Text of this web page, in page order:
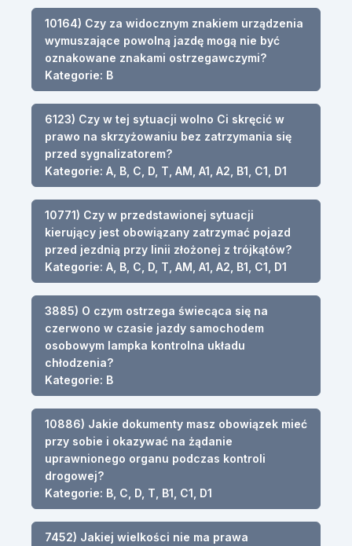
10164) Czy za widocznym znakiem urządzenia
wymuszające powolną jazdę mogą nie być
oznakowane znakami ostrzegawczymi?
Kategorie: B
6123) Czy w tej sytuacji wolno Ci skręcić w
prawo na skrzyżowaniu bez zatrzymania się
przed sygnalizatorem?
Kategorie: A, B, C, D, T, AM, A1, A2, B1, C1, D1
10771) Czy w przedstawionej sytuacji
kierujący jest obowiązany zatrzymać pojazd
przed jezdnią przy linii złożonej z trójkątów?
Kategorie: A, B, C, D, T, AM, A1, A2, B1, C1, D1
3885) O czym ostrzega świecąca się na
czerwono w czasie jazdy samochodem
osobowym lampka kontrolna układu
chłodzenia?
Kategorie: B
10886) Jakie dokumenty masz obowiązek mieć
przy sobie i okazywać na żądanie
uprawnionego organu podczas kontroli
drogowej?
Kategorie: B, C, D, T, B1, C1, D1
7452) Jakiej wielkości nie ma prawa